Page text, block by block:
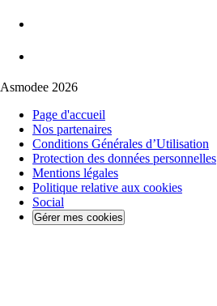
Asmodee 2026
Page d'accueil
Nos partenaires
Conditions Générales d’Utilisation
Protection des données personnelles
Mentions légales
Politique relative aux cookies
Social
Gérer mes cookies